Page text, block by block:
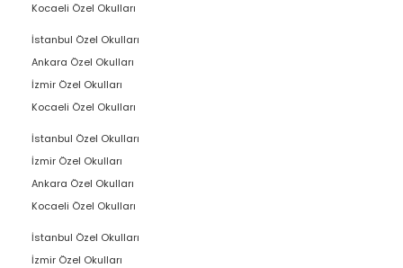
Kocaeli Özel Okulları
İstanbul Özel Okulları
Ankara Özel Okulları
İzmir Özel Okulları
Kocaeli Özel Okulları
İstanbul Özel Okulları
İzmir Özel Okulları
Ankara Özel Okulları
Kocaeli Özel Okulları
İstanbul Özel Okulları
İzmir Özel Okulları